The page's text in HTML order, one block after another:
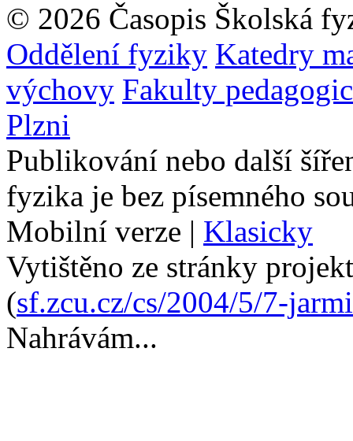
© 2026 Časopis Školská
Oddělení fyziky Katedry
výchovy Fakulty
Plzni
Publikování nebo další
fyzika je bez písemného
Mobilní verze | Klasicky
Vytištěno ze stránky
(sf.zcu.cz/cs/2004/5/7-
Nahrávám...